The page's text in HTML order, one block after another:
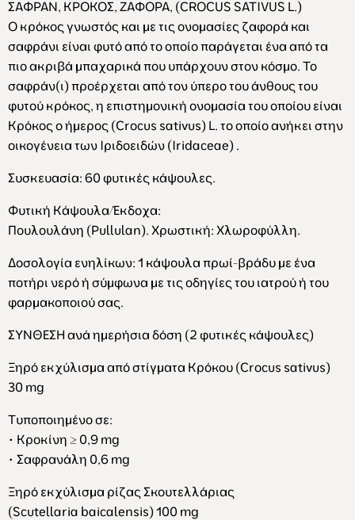
ΣΑΦΡΑΝ, ΚΡΟΚΟΣ, ΖΑΦΟΡΑ, (CROCUS SATIVUS L.)
Ο κρόκος γνωστός και με τις ονομασίες ζαφορά και
σαφράνι είναι φυτό από το οποίο παράγεται ένα από τα
πιο ακριβά μπαχαρικά που υπάρχουν στον κόσμο. Το
σαφράν(ι) προέρχεται από τον ύπερο του άνθους του
φυτού κρόκος, η επιστημονική ονομασία του οποίου είναι
Κρόκος ο ήμερος (Crocus sativus) L. το οποίο ανήκει στην
οικογένεια των Ιριδoειδών (Iridaceae) .
Συσκευασία: 60 φυτικές κάψουλες.
Φυτική Κάψουλα/Έκδοχα:
Πουλουλάνη (Pullulan). Χρωστική: Χλωροφύλλη.
Δοσολογία ενηλίκων: 1 κάψουλα πρωί-βράδυ με ένα
ποτήρι νερό ή σύμφωνα με τις οδηγίες του ιατρού ή του
φαρμακοποιού σας.
ΣΥΝΘΕΣΗ ανά ημερήσια δόση (2 φυτικές κάψουλες)
Ξηρό εκχύλισμα από στίγματα Κρόκου (Crocus sativus)
30 mg
Τυποποιημένο σε:
• Κροκίνη ≥ 0,9 mg
• Σαφρανάλη 0,6 mg
Ξηρό εκχύλισμα ρίζας Σκουτελλάριας
(Scutellaria baicalensis) 100 mg